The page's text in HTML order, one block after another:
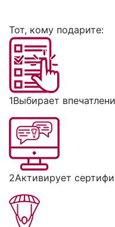
Тот, кому подарите:
1Выбирает
2Активирует